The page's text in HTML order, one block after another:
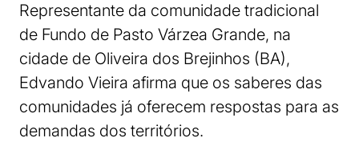
Representante da comunidade tradicional
de Fundo de Pasto Várzea Grande, na
cidade de Oliveira dos Brejinhos (BA),
Edvando Vieira afirma que os saberes das
comunidades já oferecem respostas para as
demandas dos territórios.